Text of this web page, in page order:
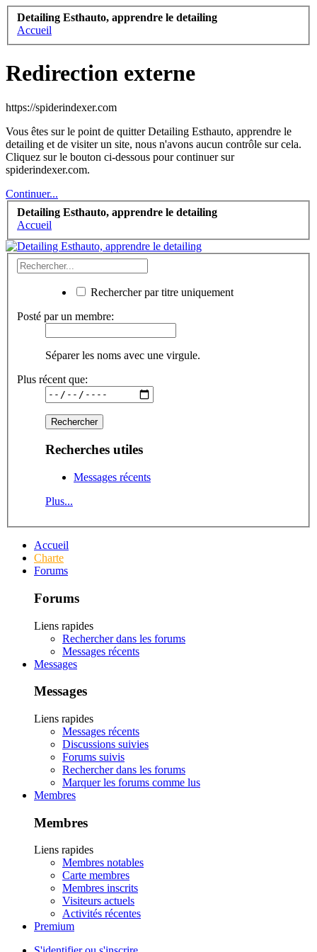
Detailing Esthauto, apprendre le detailing
Accueil
Redirection externe
https://spiderindexer.com
Vous êtes sur le point de quitter Detailing Esthauto, apprendre le
detailing et de visiter un site, nous n'avons aucun contrôle sur cela.
Cliquez sur le bouton ci-dessous pour continuer sur
spiderindexer.com.
Continuer...
Detailing Esthauto, apprendre le detailing
Accueil
Rechercher par titre uniquement
Posté par un membre:
Séparer les noms avec une virgule.
Plus récent que:
Recherches utiles
Messages récents
Plus...
Accueil
Charte
Forums
Forums
Liens rapides
Rechercher dans les forums
Messages récents
Messages
Messages
Liens rapides
Messages récents
Discussions suivies
Forums suivis
Rechercher dans les forums
Marquer les forums comme lus
Membres
Membres
Liens rapides
Membres notables
Carte membres
Membres inscrits
Visiteurs actuels
Activités récentes
Premium